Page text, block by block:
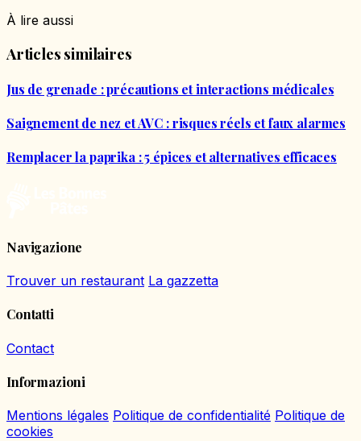
À lire aussi
Articles similaires
Jus de grenade : précautions et interactions médicales
Saignement de nez et AVC : risques réels et faux alarmes
Remplacer la paprika : 5 épices et alternatives efficaces
Navigazione
Trouver un restaurant La gazzetta
Contatti
Contact
Informazioni
Mentions légales Politique de confidentialité Politique de
cookies